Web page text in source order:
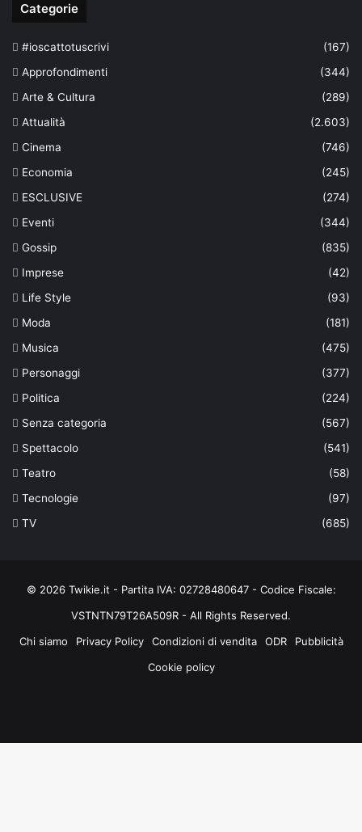
Categorie
#ioscattotuscrivi
(167)
Approfondimenti
(344)
Arte & Cultura
(289)
Attualità
(2.603)
Cinema
(746)
Economia
(245)
ESCLUSIVE
(274)
Eventi
(344)
Gossip
(835)
Imprese
(42)
Life Style
(93)
Moda
(181)
Musica
(475)
Personaggi
(377)
Politica
(224)
Senza categoria
(567)
Spettacolo
(541)
Teatro
(58)
Tecnologie
(97)
TV
(685)
© 2026 Twikie.it - Partita IVA: 02728480647 - Codice Fiscale:
VSTNTN79T26A509R - All Rights Reserved.
Chi siamo
Privacy Policy Condizioni di vendita ODR
Pubblicità
Cookie policy
Tube